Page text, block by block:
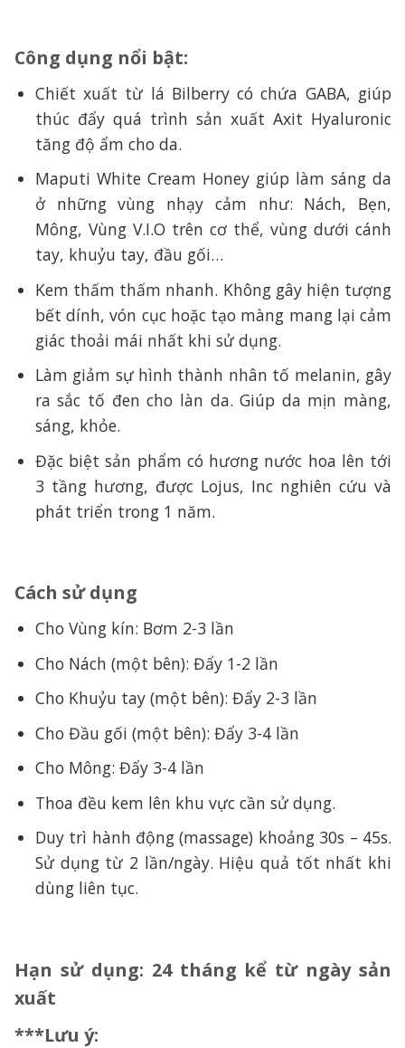
Công dụng nổi bật:
Chiết xuất từ ​​lá Bilberry có chứa GABA, giúp
thúc đẩy quá trình sản xuất Axit Hyaluronic
tăng độ ẩm cho da.
Maputi White Cream Honey giúp làm sáng da
ở những vùng nhạy cảm như: Nách, Bẹn,
Mông, Vùng V.I.O trên cơ thể, vùng dưới cánh
tay, khuỷu tay, đầu gối…
Kem thấm thấm nhanh. Không gây hiện tượng
bết dính, vón cục hoặc tạo màng mang lại cảm
giác thoải mái nhất khi sử dụng.
Làm giảm sự hình thành nhân tố melanin, gây
ra sắc tố đen cho làn da. Giúp da mịn màng,
sáng, khỏe.
Đặc biệt sản phẩm có hương nước hoa lên tới
3 tầng hương, được Lojus, Inc nghiên cứu và
phát triển trong 1 năm.
Cách sử dụng
Cho Vùng kín: Bơm 2-3 lần
Cho Nách (một bên): Đẩy 1-2 lần
Cho Khuỷu tay (một bên): Đẩy 2-3 lần
Cho Đầu gối (một bên): Đẩy 3-4 lần
Cho Mông: Đẩy 3-4 lần
Thoa đều kem lên khu vực cần sử dụng.
Duy trì hành động (massage) khoảng 30s – 45s.
Sử dụng từ 2 lần/ngày. Hiệu quả tốt nhất khi
dùng liên tục.
Hạn sử dụng: 24 tháng kể từ ngày sản
xuất
***Lưu ý: